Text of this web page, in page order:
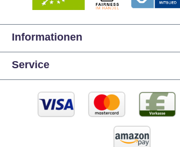
Informationen
Service